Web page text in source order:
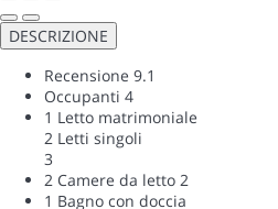
DESCRIZIONE
Recensione 9.1
Occupanti 4
1 Letto matrimoniale
2 Letti singoli
3
2 Camere da letto 2
1 Bagno con doccia